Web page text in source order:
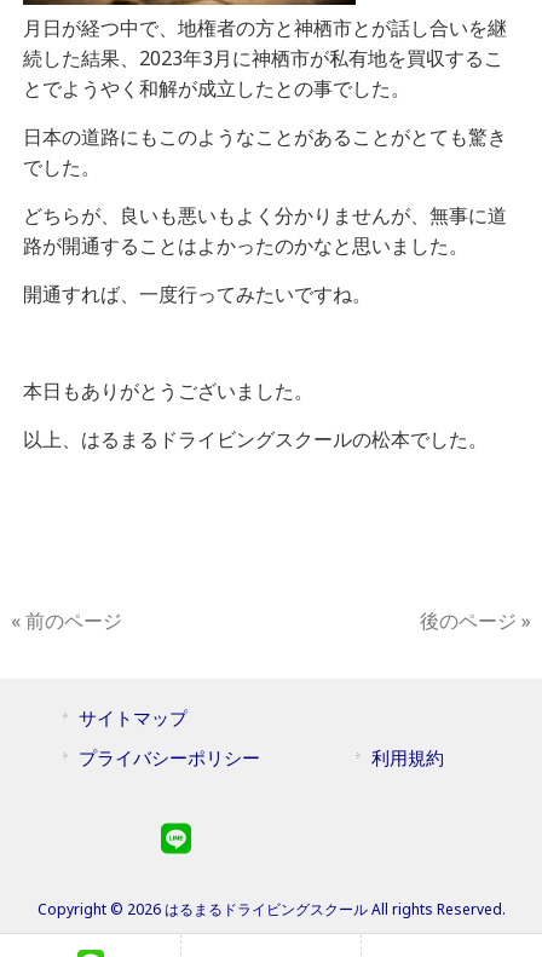
月日が経つ中で、地権者の方と神栖市とが話し合いを継
続した結果、2023年3月に神栖市が私有地を買収するこ
とでようやく和解が成立したとの事でした。
日本の道路にもこのようなことがあることがとても驚き
でした。
どちらが、良いも悪いもよく分かりませんが、無事に道
路が開通することはよかったのかなと思いました。
開通すれば、一度行ってみたいですね。
本日もありがとうございました。
以上、はるまるドライビングスクールの松本でした。
« 前のページ 後のページ »
サイトマップ
プライバシーポリシー
利用規約
Copyright © 2026 はるまるドライビングスクール All rights Reserved.